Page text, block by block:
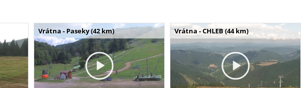
Vrátna - Paseky (42 km) Vrátna - CHLEB (44 km)